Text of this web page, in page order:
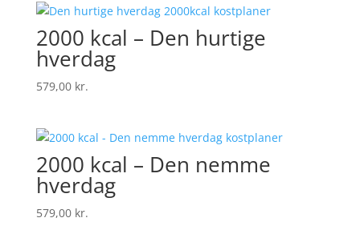
2000 kcal – Den hurtige
hverdag
579,00 kr.
2000 kcal – Den nemme
hverdag
579,00 kr.